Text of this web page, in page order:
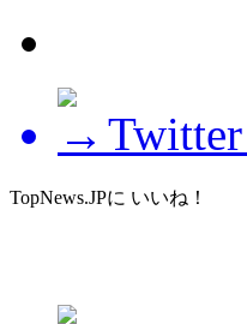
TopNews.JPに いいね！